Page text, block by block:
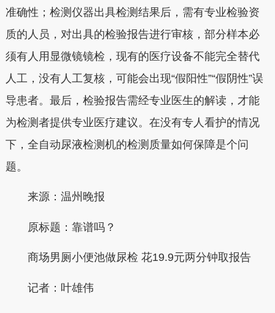
准确性；检测仪器出具检测结果后，需有专业检验资
质的人员，对出具的检验报告进行审核，部分样本必
须有人用显微镜镜检，现有的医疗设备不能完全替代
人工，没有人工复核，可能会出现“假阳性”“假阴性”误
导患者。最后，检验报告需经专业医生的解读，才能
为检测者提供专业医疗建议。在没有专人看护的情况
下，全自动尿液检测机的检测质量如何保障是个问
题。
来源：温州晚报
原标题：靠谱吗？
商场男厕小便池做尿检 花19.9元两分钟取报告
记者：叶雄伟